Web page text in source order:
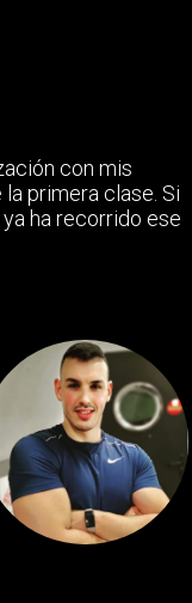
con mis
primera clase. Si
ha recorrido ese